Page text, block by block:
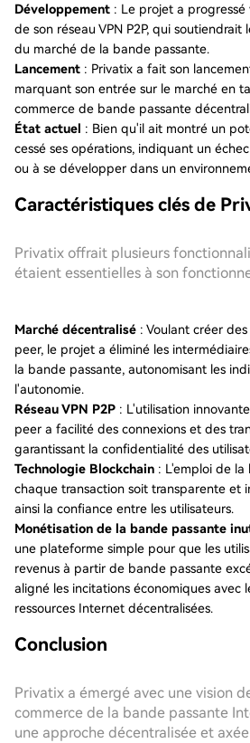
Développement : Le projet a
de son réseau VPN P2P, qui soutiendrait
du marché de la bande passante.
Lancement : Privatix a fait son
marquant son entrée sur le marché en
commerce de bande passante
État actuel : Bien qu'il ait montré un
cessé ses opérations, indiquant un
ou à se développer dans un
Caractéristiques clés de
Privatix offrait plusieurs
étaient essentielles à son
Marché décentralisé : Voulant créer
peer, le projet a éliminé les
la bande passante, autonomisant les
l'autonomie.
Réseau VPN P2P : L'utilisation
peer a facilité des connexions et des
garantissant la confidentialité des
Technologie Blockchain : L'emploi de la
chaque transaction soit transparente et
ainsi la confiance entre les utilisateurs.
Monétisation de la bande passante
une plateforme simple pour que les
revenus à partir de bande passante
aligné les incitations économiques avec
ressources Internet décentralisées.
Conclusion
Privatix a émergé avec une vision
commerce de la bande passante
une approche décentralisée et